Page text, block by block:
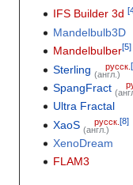
IFS Builder 3d
Mandelbulb3D
Mandelbulber
Sterling (англ.)
русск.
SpangFract
Ultra Fractal
XaoS (англ.)
русск.
XenoDream
FLAM3